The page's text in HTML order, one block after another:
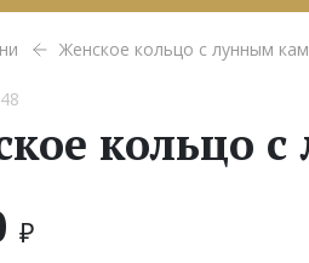
Женское кольцо с лунным
кольцо
₽